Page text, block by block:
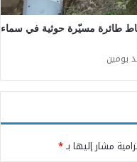
طائرة مسيّرة حوثية في سماء
يومين
مشار إليها بـ*